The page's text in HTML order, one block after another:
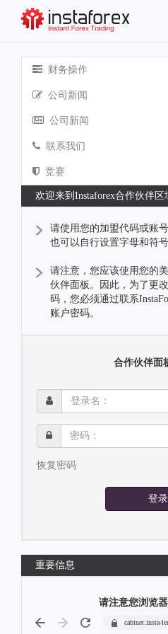
财务操作
公司新闻
公司新闻
联系我们
竞赛
欢迎来到Instaforex合作伙伴区
请使用您的加盟代码或账
也可以自行设置字母和符
请注意，您应该使用您的
伙伴面板。因此，为了更
码，您必须通过联系
账户密码。
合作伙伴面
录
名：
码：
恢复密码
登录
重要信息
请注意您浏览器
cabinet.insta-